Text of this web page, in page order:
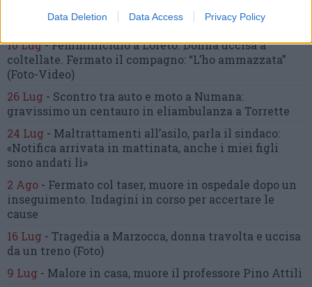
Data Deletion Data Access Privacy Policy
Luigia Fortunato,
l’ennesimo femminicidio:
prima la lite, poi la furia col coltello
10 Lug-Femminicidio a Loreto.Donna uccisa a
coltellate. Fermato il compagno: “L’ho ammazzata”
(Foto-Video)
26 Lug - Scontro tra auto e moto a Numana:
gravissimo un centauro in eliambulanza a Torrette
24 Lug - Maltrattamenti all’asilo, parla il sindaco:
«Notifica arrivata in mattinata, anche i miei figli
sono andati lì»
2 Ago - Fermato col taser, muore in ospedale dopo un
inseguimento. Indagini in corso per accertare le
cause
16 Lug - Tragedia a Marzocca, donna travolta e uccisa
da un treno (Foto)
9 Lug - Malore in casa, muore il professore Pino Attili